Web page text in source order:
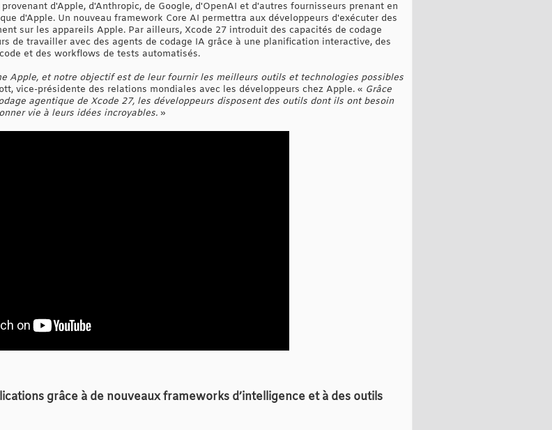
d'Apple, d'Anthropic, de Google, d'OpenAI et d'autres fournisseurs prenant en
d'Apple. Un nouveau framework Core AI permettra aux développeurs d'exécuter des
sur les appareils Apple. Par ailleurs, Xcode 27 introduit des capacités de codage
de travailler avec des agents de codage IA grâce à une planification interactive, des
et des workflows de tests automatisés.
Apple, et notre objectif est de leur fournir les meilleurs outils et technologies possibles
vice-présidente des relations mondiales avec les développeurs chez Apple. « Grâce
agentique de Xcode 27, les développeurs disposent des outils dont ils ont besoin
vie à leurs idées incroyables. »
grâce à de nouveaux frameworks d’intelligence et à des outils